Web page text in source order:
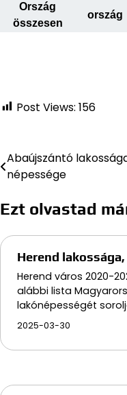
Ország
összesen
ország
Post Views: 156
Bejegyzés
navigáció
Abaújszántó
népessége
Ezt olvastad
Herend
Herend város 2020-
alábbi lista
lakónépességét
2025-03-30